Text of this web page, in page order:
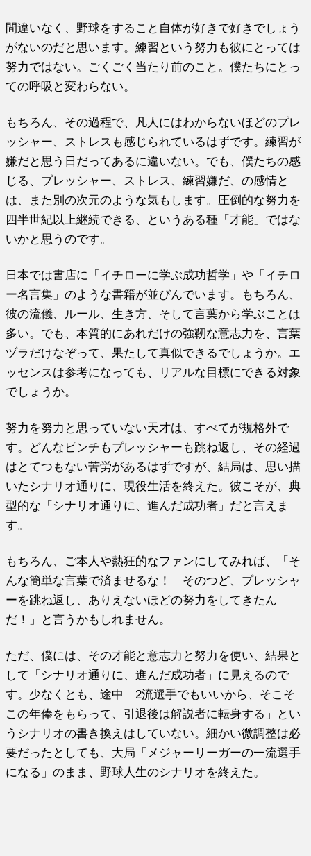
間違いなく、野球をすること自体が好きで好きでしょう
がないのだと思います。練習という努力も彼にとっては
努力ではない。ごくごく当たり前のこと。僕たちにとっ
ての呼吸と変わらない。
もちろん、その過程で、凡人にはわからないほどのプレ
ッシャー、ストレスも感じられているはずです。練習が
嫌だと思う日だってあるに違いない。でも、僕たちの感
じる、プレッシャー、ストレス、練習嫌だ、の感情と
は、また別の次元のような気もします。圧倒的な努力を
四半世紀以上継続できる、というある種「才能」ではな
いかと思うのです。
日本では書店に「イチローに学ぶ成功哲学」や「イチロ
ー名言集」のような書籍が並びんでいます。もちろん、
彼の流儀、ルール、生き方、そして言葉から学ぶことは
多い。でも、本質的にあれだけの強靭な意志力を、言葉
ヅラだけなぞって、果たして真似できるでしょうか。エ
ッセンスは参考になっても、リアルな目標にできる対象
でしょうか。
努力を努力と思っていない天才は、すべてが規格外で
す。どんなピンチもプレッシャーも跳ね返し、その経過
はとてつもない苦労があるはずですが、結局は、思い描
いたシナリオ通りに、現役生活を終えた。彼こそが、典
型的な「シナリオ通りに、進んだ成功者」だと言えま
す。
もちろん、ご本人や熱狂的なファンにしてみれば、「そ
んな簡単な言葉で済ませるな！ そのつど、プレッシャ
ーを跳ね返し、ありえないほどの努力をしてきたん
だ！」と言うかもしれません。
ただ、僕には、その才能と意志力と努力を使い、結果と
して「シナリオ通りに、進んだ成功者」に見えるので
す。少なくとも、途中「2流選手でもいいから、そこそ
この年俸をもらって、引退後は解説者に転身する」とい
うシナリオの書き換えはしていない。細かい微調整は必
要だったとしても、大局「メジャーリーガーの一流選手
になる」のまま、野球人生のシナリオを終えた。